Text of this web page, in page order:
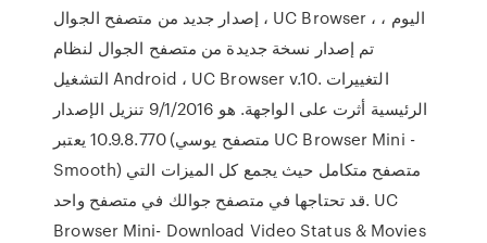
إصدار جديد من متصفح الجوال ، UC Browser ، اليوم ،
تم إصدار نسخة جديدة من متصفح الجوال لنظام
التشغيل Android ، UC Browser v.10. التغييرات
الرئيسية أثرت على الواجهة. هو 9/1/2016 تنزيل الإصدار
10.9.8.770 يعتبر (متصفح يوسي UC Browser Mini -
Smooth) متصفح متكامل حيث يجمع كل الميزات التي
قد تحتاجها في متصفح جوالك في متصفح واحد. UC
Browser Mini- Download Video Status & Movies